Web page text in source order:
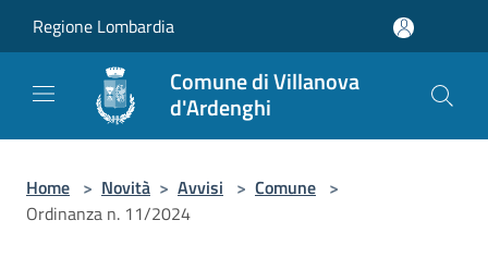
Regione Lombardia
Comune di Villanova
d'Ardenghi
Home > Novità > Avvisi > Comune >
Ordinanza n. 11/2024